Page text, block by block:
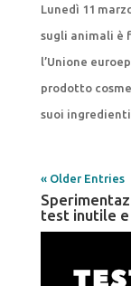
Lunedì 11
sugli animali è
l’Unione
prodotto
suoi ingredienti
« Older Entries
test inutile